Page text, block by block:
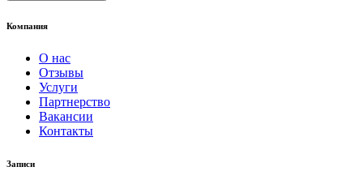
Компания
О нас
Отзывы
Услуги
Партнерство
Вакансии
Контакты
Записи